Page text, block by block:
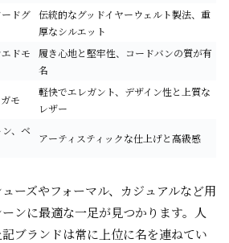
ドグ 伝統的なグッドイヤーウェルト製法、重
厚なシルエット
ドモ
履き心地と堅牢性、コードバンの質が有
名
モ
軽快でエレガント、デザイン性と上質な
レザー
、ベ
アーティスティックな仕上げと高級感
ーズやフォーマル、カジュアルなど用
ンに最適な一足が見つかります。人
ブランドは常に上位に名を連ねてい